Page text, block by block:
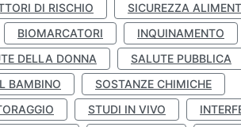
DI RISCHIO
SICUREZZA
BIOMARCATORI
INQUINAMENTO
DELLA DONNA SALUTE PUBBLICA
BAMBINO
SOSTANZE CHIMICHE
STUDI IN VIVO